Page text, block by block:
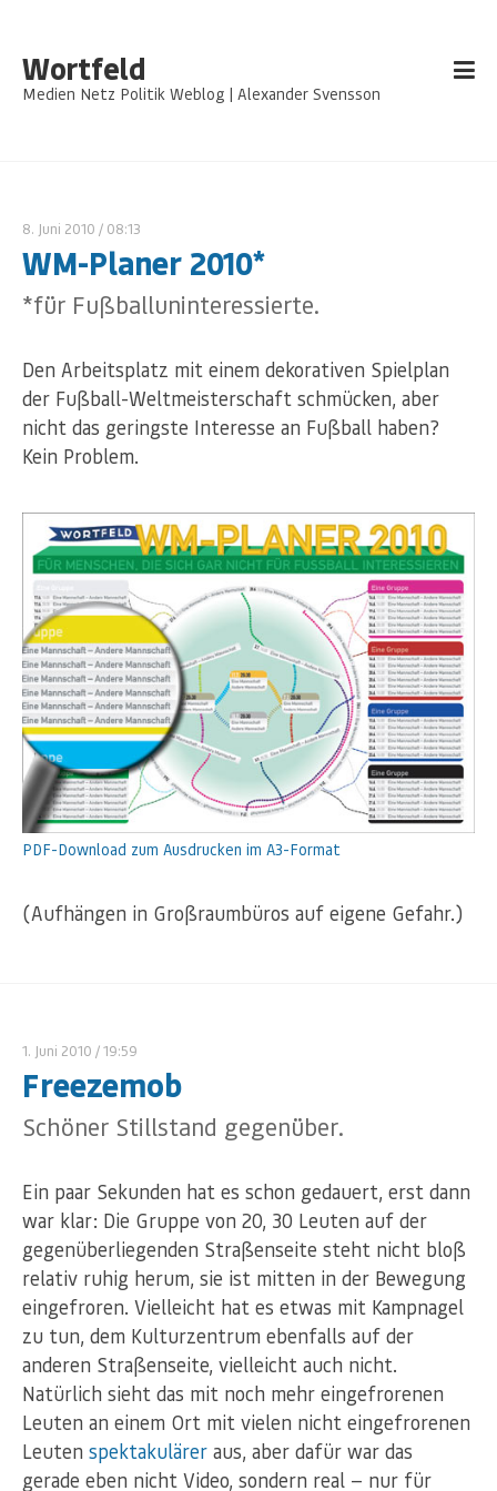
Wortfeld
Medien Netz Politik Weblog | Alexander Svensson
8. Juni 2010 / 08:13
WM-Planer 2010*
*für Fußballuninteressierte.
Den Arbeitsplatz mit einem dekorativen Spielplan
der Fußball-Weltmeisterschaft schmücken, aber
nicht das geringste Interesse an Fußball haben?
Kein Problem.
PDF-Download zum Ausdrucken im A3-Format
(Aufhängen in Großraumbüros auf eigene Gefahr.)
1. Juni 2010 / 19:59
Freezemob
Schöner Stillstand gegenüber.
Ein paar Sekunden hat es schon gedauert, erst dann
war klar: Die Gruppe von 20, 30 Leuten auf der
gegenüberliegenden Straßenseite steht nicht bloß
relativ ruhig herum, sie ist mitten in der Bewegung
eingefroren. Vielleicht hat es etwas mit Kampnagel
zu tun, dem Kulturzentrum ebenfalls auf der
anderen Straßenseite, vielleicht auch nicht.
Natürlich sieht das mit noch mehr eingefrorenen
Leuten an einem Ort mit vielen nicht eingefrorenen
Leuten spektakulärer aus, aber dafür war das
gerade eben nicht Video, sondern real — nur für